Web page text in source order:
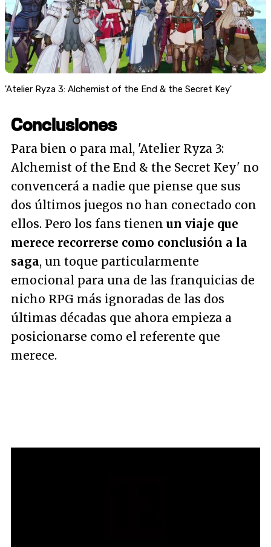
'Atelier Ryza 3: Alchemist of the End & the Secret Key'
Conclusiones
Para bien o para mal, 'Atelier Ryza 3:
Alchemist of the End & the Secret Key' no
convencerá a nadie que piense que sus
dos últimos juegos no han conectado con
ellos. Pero los fans tienen un viaje que
merece recorrerse como conclusión a la
saga, un toque particularmente
emocional para una de las franquicias de
nicho RPG más ignoradas de las dos
últimas décadas que ahora empieza a
posicionarse como el referente que
merece.